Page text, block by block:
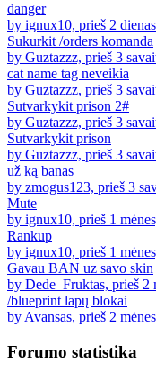
danger
by ignux10, prieš 2 dienas
Sukurkit /orders komanda
by Guztazzz, prieš 3
cat name tag neveikia
by Guztazzz, prieš 3
Sutvarkykit prison 2#
by Guztazzz, prieš 3
Sutvarkykit prison
by Guztazzz, prieš 3
už ką banas
by zmogus123, prieš 3
Mute
by ignux10, prieš 1
Rankup
by ignux10, prieš 1
Gavau BAN uz savo skin
by Dede_Fruktas, prieš 2
/blueprint lapų blokai
by Avansas, prieš 2
Forumo statistika